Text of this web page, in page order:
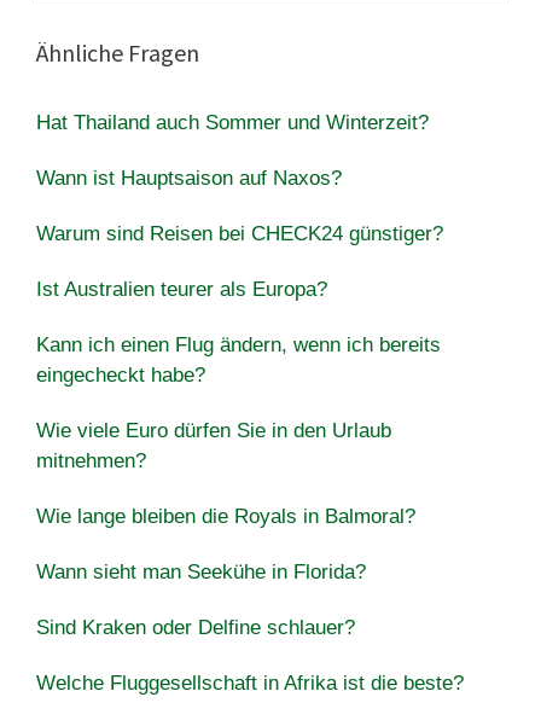
Ähnliche Fragen
Hat Thailand auch Sommer und Winterzeit?
Wann ist Hauptsaison auf Naxos?
Warum sind Reisen bei CHECK24 günstiger?
Ist Australien teurer als Europa?
Kann ich einen Flug ändern, wenn ich bereits
eingecheckt habe?
Wie viele Euro dürfen Sie in den Urlaub
mitnehmen?
Wie lange bleiben die Royals in Balmoral?
Wann sieht man Seekühe in Florida?
Sind Kraken oder Delfine schlauer?
Welche Fluggesellschaft in Afrika ist die beste?